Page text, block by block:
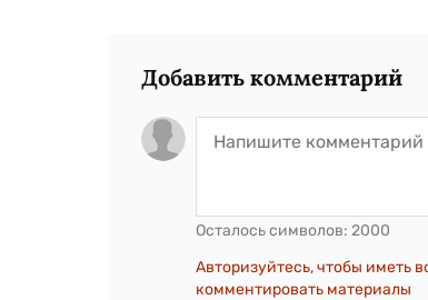
Добавить комментарий
Осталось символов: 2000
Авторизуйтесь, чтобы иметь
комментировать материалы